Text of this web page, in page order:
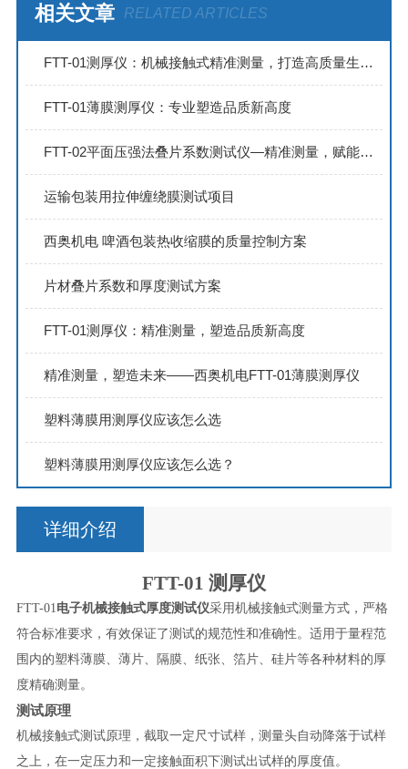
相关文章 RELATED ARTICLES
FTT-01测厚仪：机械接触式精准测量，打造高质量生产标准
FTT-01薄膜测厚仪：专业塑造品质新高度
FTT-02平面压强法叠片系数测试仪—精准测量，赋能非晶纳米晶合金带材研发
运输包装用拉伸缠绕膜测试项目
西奥机电 啤酒包装热收缩膜的质量控制方案
片材叠片系数和厚度测试方案
FTT-01测厚仪：精准测量，塑造品质新高度
精准测量，塑造未来——西奥机电FTT-01薄膜测厚仪
塑料薄膜用测厚仪应该怎么选
塑料薄膜用测厚仪应该怎么选？
详细介绍
FTT-01 测厚仪
FTT-01 电子机械接触式厚度测试仪采用机械接触式测量方式，严格
符合标准要求，有效保证了测试的规范性和准确性。适用于量程范
围内的塑料薄膜、薄片、隔膜、纸张、箔片、硅片等各种材料的厚
度精确测量。
测试原理
机械接触式测试原理，截取一定尺寸试样，测量头自动降落于试样
之上，在一定压力和一定接触面积下测试出试样的厚度值。